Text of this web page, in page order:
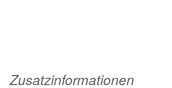
Zusatzinformationen